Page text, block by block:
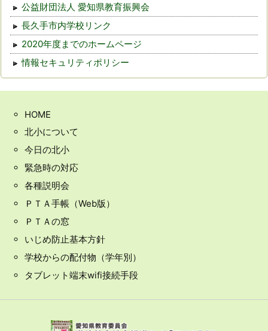
公益財団法人 愛知県教育振興会
長久手市内学校リンク
2020年度までのホームページ
情報セキュリティポリシー
HOME
北小について
今日の北小
緊急時の対応
各種説明会
ＰＴＡ手帳（Web版）
ＰＴＡの窓
いじめ防止基本方針
学校からの配付物（学年別）
タブレット端末wifi接続手段